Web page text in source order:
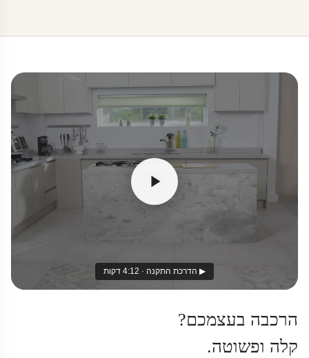
▶ הדרכת התקנה · 4:12 דקות
הרכבה בעצמכם?
קלה ופשוטה.